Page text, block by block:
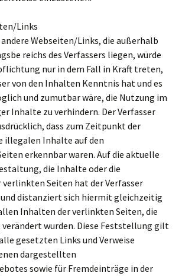
Links
andere Webseiten/Links, die außerhalb
reichs des Verfassers liegen, würde
nur in dem Fall in Kraft treten,
von den Inhalten Kenntnis hat und es
und zumutbar wäre, die Nutzung im
Inhalte zu verhindern. Der Verfasser
dass zum Zeitpunkt der
illegalen Inhalte auf den
erkennbar waren. Auf die aktuelle
die Inhalte oder die
verlinkten Seiten hat der Verfasser
distanziert sich hiermit gleichzeitig
Inhalten der verlinkten Seiten, die
wurden. Diese Feststellung gilt
gesetzten Links und Verweise
dargestellten
sowie für Fremdeinträge in der